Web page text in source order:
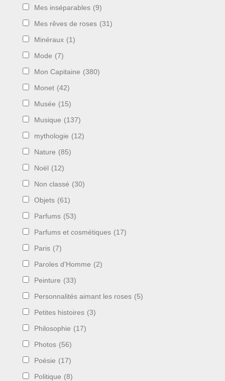
Mes inséparables (9)
Mes rêves de roses (31)
Minéraux (1)
Mode (7)
Mon Capitaine (380)
Monet (42)
Musée (15)
Musique (137)
mythologie (12)
Nature (85)
Noël (12)
Non classé (30)
Objets (61)
Parfums (53)
Parfums et cosmétiques (17)
Paris (7)
Paroles d'Homme (2)
Peinture (33)
Personnalités aimant les roses (5)
Petites histoires (3)
Philosophie (17)
Photos (56)
Poésie (17)
Politique (8)